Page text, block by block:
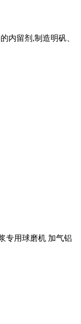
内留剂,制造明矾、
专用球磨机 加气铝